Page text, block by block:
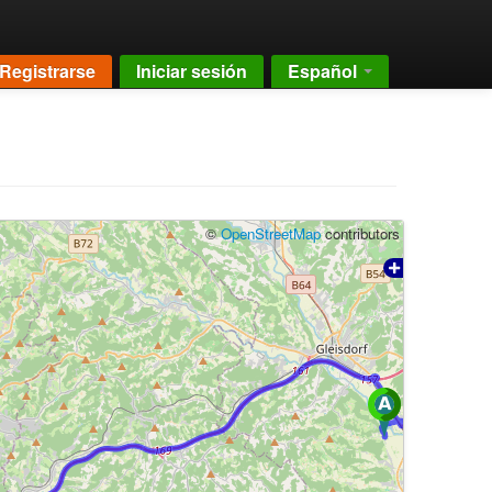
Registrarse Iniciar sesión Español
©OpenStreetMapcontributors